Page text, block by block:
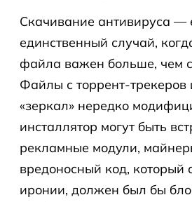
Скачивание антивируса —
единственный случай,
файла важен больше, чем
Файлы с торрент-трекеров
«зеркал» нередко
инсталлятор могут быть
рекламные модули,
вредоносный код, который
иронии, должен был бы